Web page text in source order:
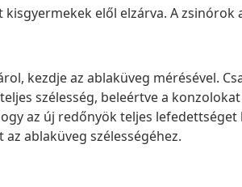
kisgyermekek elől elzárva. A
kezdje az ablaküveg mérésével.
szélesség, beleértve a konzolokat
az új redőnyök teljes
az ablaküveg szélességéhez.